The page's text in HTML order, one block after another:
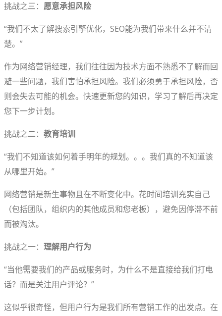
挑战之三： 愿意承担风险
“我们不太了解搜索引擎优化，SEO能为我们带来什么并不清
楚。”
作为网络营销经理，我们往往因为技术方面不熟悉不了解而回
避一些问题，我们害怕承担风险。我们必须勇于承担风险，否
则会失去可能的机会。快速更新您的知识，学习了解后再决定
您下一步计划。
挑战之二： 教育培训
“我们不知道该如何着手明年的规划。。。我们真的不知道该
从哪里开始。”
网络营销是新生事物且在不断变化中。花时间培训充实自己
（包括团队，组织内的其他成员和您老板），避免因停滞不前
而被淘汰。
挑战之一： 理解用户行为
“当他需要我们的产品或服务时，为什么不是直接给我们打电
话？而是关注用户评论？”
这似乎很奇怪，但用户行为是我们所有营销工作的出发点。在